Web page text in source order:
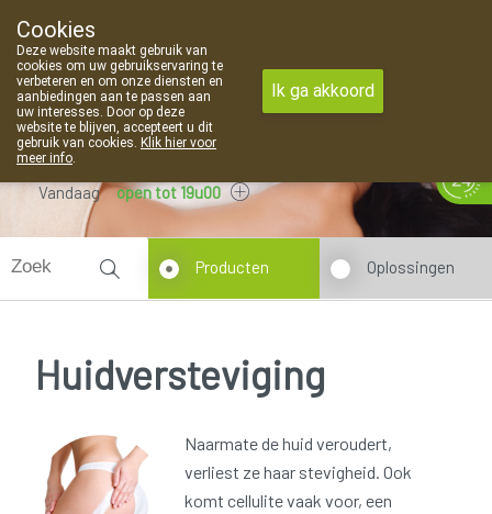
09 373 94 03
Vandaag open tot 19u00
Producten Oplossingen
Huidversteviging
Naarmate de huid veroudert,
verliest ze haar stevigheid. Ook
komt cellulite vaak voor, een
Cookies
Deze website maakt gebruik van
cookies om uw gebruikservaring te
verbeteren en om onze diensten en
aanbiedingen aan te passen aan
uw interesses. Door op deze
website te blijven, accepteert u dit
gebruik van cookies. Klik hier voor
meer info.
Ik ga akkoord